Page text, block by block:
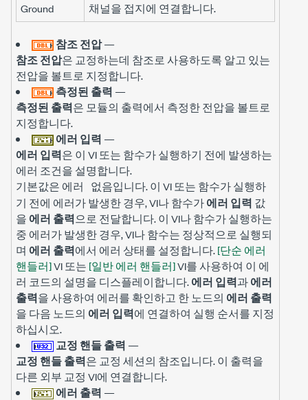
Ground
채널을 접지에 연결합니다.
참조 전압—
참조 전압은 교정하는데 참조로 사용하도록 알고 있는
전압을 볼트로 지정합니다.
측정된 출력 —
측정된 출력은 모듈의 출력에서 측정한 전압을 볼트로
지정합니다.
에러 입력 —
에러 입력은 이 VI 또는 함수가 실행하기 전에 발생하는
에러 조건을 설명합니다.
기본값은 에러 없음입니다. 이 VI 또는 함수가 실행하
기 전에 에러가 발생한 경우, VI나 함수가에러 입력 값
을 에러 출력으로 전달합니다. 이 VI나 함수가 실행하는
중 에러가 발생한 경우, VI나 함수는 정상적으로 실행되
며 에러 출력에서 에러 상태를 설정합니다.[단순 에러
핸들러]VI 또는 [일반 에러 핸들러]VI를 사용하여 이 에
러 코드의 설명을 디스플레이합니다.에러 입력과에러
출력을 사용하여 에러를 확인하고 한 노드의 에러 출력
을 다음 노드의 에러 입력에 연결하여 실행 순서를 지정
하십시오.
교정 핸들 출력 —
교정 핸들 출력은 교정 세션의 참조입니다. 이 출력을
다른 외부 교정 VI에 연결합니다.
에러 출력 —